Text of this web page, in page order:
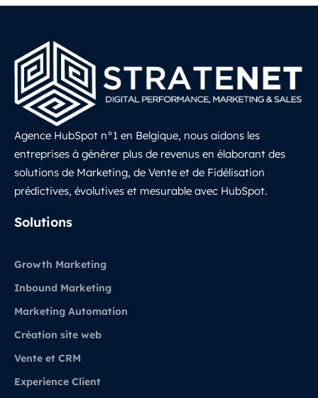
Agence HubSpot n°1 en Belgique, nous aidons les
entreprises à générer plus de revenus en élaborant des
solutions de Marketing, de Vente et de Fidélisation
prédictives, évolutives et mesurable avec HubSpot.
Solutions
Growth Marketing
Inbound Marketing
Marketing Automation
Création site web
Vente et CRM
Experience Client